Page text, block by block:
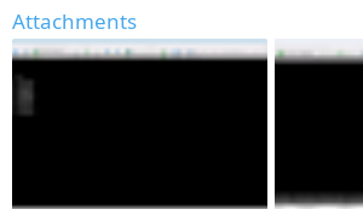
Attachments